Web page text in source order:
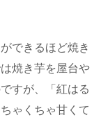
できるほど焼き
焼き芋を屋台や
すが、「紅はる
ゃくちゃ甘くて